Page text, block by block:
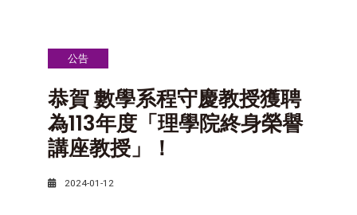
公告
恭賀 數學系程守慶教授獲聘
為113年度「理學院終身榮譽
講座教授」！
2024-01-12